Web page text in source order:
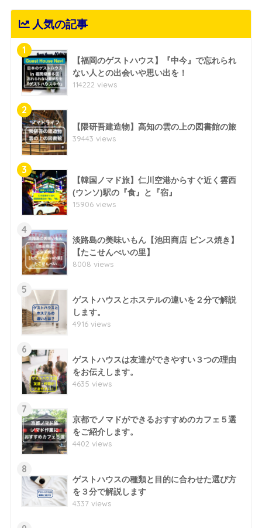
人気の記事
1
【福岡のゲストハウス】『中今』で忘れられ
ない人との出会いや思い出を！
114222 views
2
【隈研吾建造物】高知の雲の上の図書館の旅
39443 views
3
【韓国ノマド旅】仁川空港からすぐ近く雲西
(ウンソ)駅の『食』と『宿』
15906 views
4
淡路島の美味いもん【池田商店 ピンス焼き】
【たこせんべいの里】
8008 views
5
ゲストハウスとホステルの違いを２分で解説
します。
4916 views
6
ゲストハウスは友達ができやすい３つの理由
をお伝えします。
4635 views
7
京都でノマドができるおすすめのカフェ５選
をご紹介します。
4402 views
8
ゲストハウスの種類と目的に合わせた選び方
を３分で解説します
4337 views